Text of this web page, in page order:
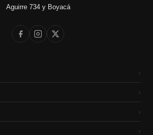
Aguirre 734 y Boyacá
›
›
›
›